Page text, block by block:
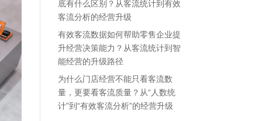
底有什么区别？从客流统计到有效
客流分析的经营升级
有效客流数据如何帮助零售企业提
升经营决策能力？从客流统计到智
能经营的升级路径
为什么门店经营不能只看客流数
量，更要看客流质量？从“人数统
计”到“有效客流分析”的经营升级